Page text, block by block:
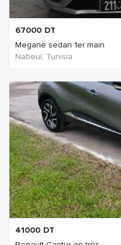
67000 DT
Megane sedan 1er main
Nabeul‎, Tunisia
41000 DT